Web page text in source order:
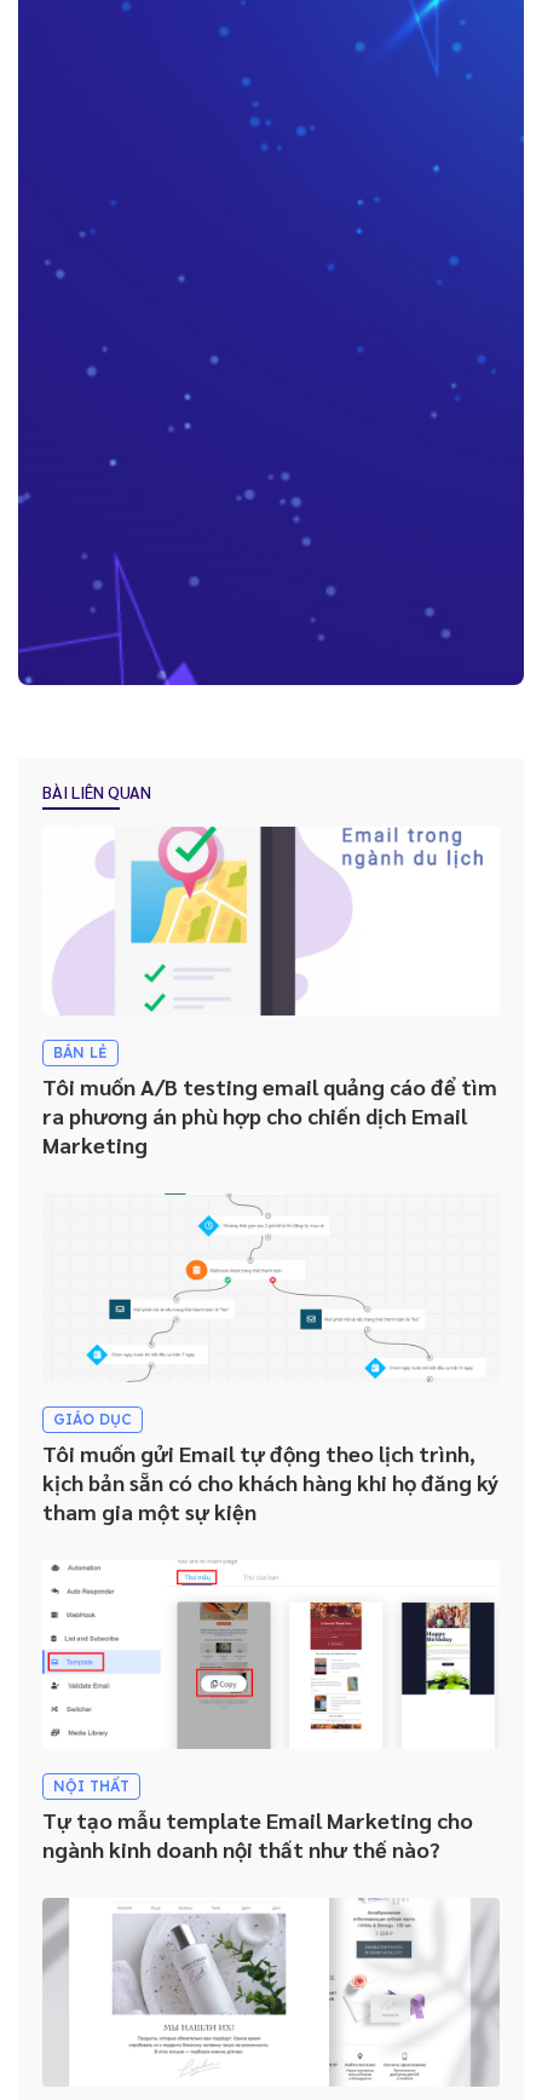
Tại sao việc Lưu trữ và quản lý lịch sử khách hàng lại được ví như
“dầu khí của kỷ nguyên kỹ thuật số” ?
Hướng dẫn lựa chọn hệ thống CRM phù hợp cho doanh nghiệp
Nhân viên không sử dụng CRM: Đâu là giải pháp cho doanh
nghiệp?
BÀI LIÊN QUAN
BÁN LẺ
Tôi muốn A/B testing email quảng cáo để tìm
ra phương án phù hợp cho chiến dịch Email
Marketing
GIÁO DỤC
Tôi muốn gửi Email tự động theo lịch trình,
kịch bản sẵn có cho khách hàng khi họ đăng ký
tham gia một sự kiện
NỘI THẤT
Tự tạo mẫu template Email Marketing cho
ngành kinh doanh nội thất như thế nào?